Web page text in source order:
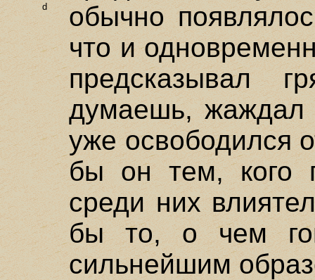
обычно
d
что и
предсказывал
думаешь, жаждал
уже освободился
бы он тем, кого
среди них
бы то, о чем
сильнейшим